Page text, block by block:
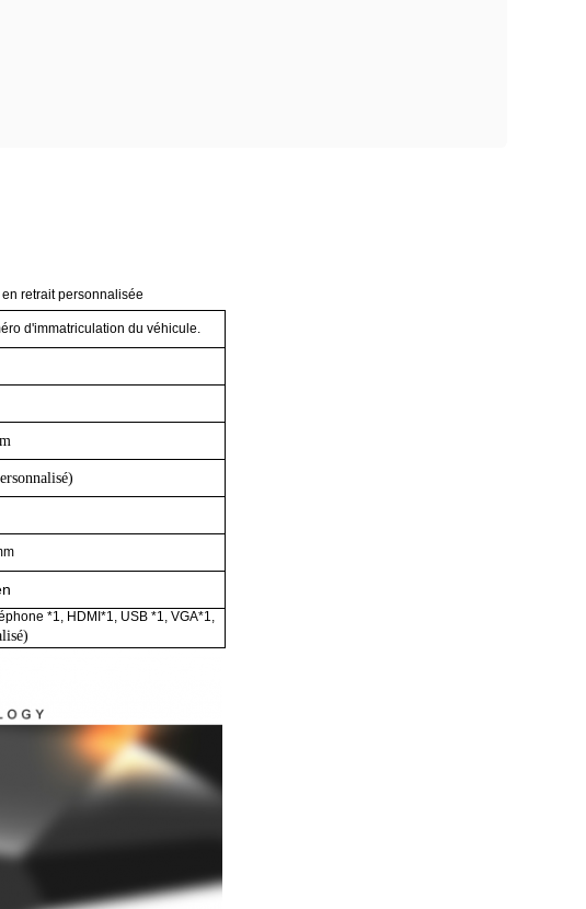
retrait personnalisée
d'immatriculation du véhicule.
*1, HDMI*1, USB *1, VGA*1,